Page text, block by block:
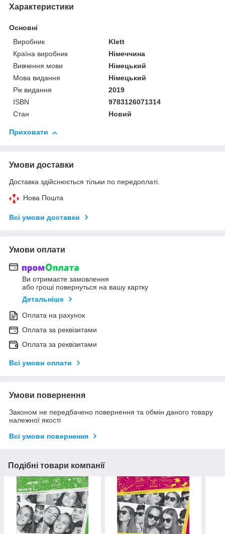
Характеристики
Основні
Виробник
Klett
Країна виробник
Німеччина
Вивчення мови
Німецький
Мова видання
Німецький
Рік видання
2019
ISBN
9783126071314
Стан
Новий
Приховати
Умови доставки
Доставка здійснюється тільки по передоплаті.
Нова Пошта
Всі умови доставки
Умови оплати
Ви отримаєте замовлення
або гроші повернуться на вашу картку
Детальніше
Оплата на рахунок
Оплата за реквізитами
Оплата за реквізитами
Всі умови оплати
Умови повернення
Законом не передбачено повернення та обмін даного товару
належної якості
Всі умови повернення
Подібні товари компанії